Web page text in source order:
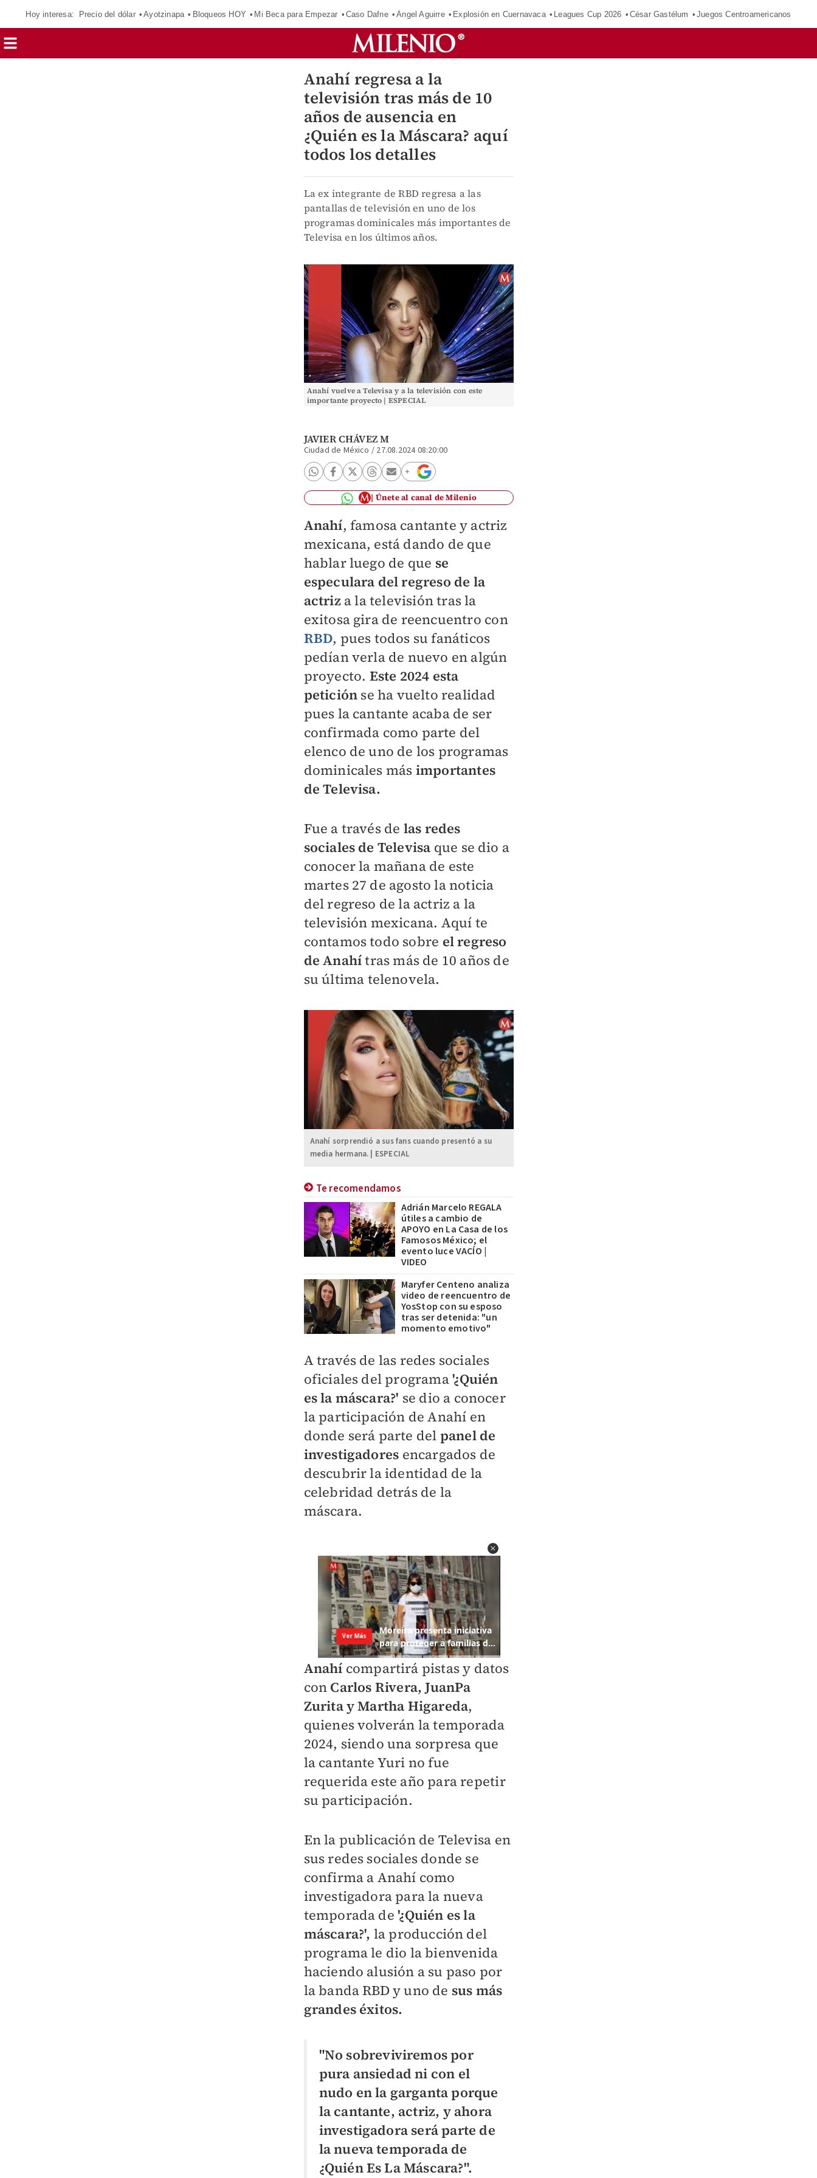
Hoy interesa: Precio del dólar Ayotzinapa Bloqueos HOY Mi Beca para Empezar Caso Dafne Ángel Aguirre Explosión en Cuernavaca Leagues Cup 2026 César Gastélum Juegos Centroamericanos
Anahí regresa a la
televisión tras más de 10
años de ausencia en
¿Quién es la Máscara? aquí
todos los detalles
La ex integrante de RBD regresa a las
pantallas de televisión en uno de los
programas dominicales más importantes de
Televisa en los últimos años.
Anahí vuelve a Televisa y a la televisión con este
importante proyecto | ESPECIAL
JAVIER CHÁVEZ M
Ciudad de México / 27.08.2024 08:20:00
Únete al canal de Milenio
Anahí, famosa cantante y actriz
mexicana, está dando de que
hablar luego de que se
especulara del regreso de la
actriza la televisión tras la
exitosa gira de reencuentro con
RBD, pues todos su fanáticos
pedían verla de nuevo en algún
proyecto. Este 2024 esta
petición se ha vuelto realidad
pues la cantante acaba de ser
confirmada como parte del
elenco de uno de los programas
dominicales más importantes
de Televisa.
Fue a través de las redes
sociales de Televisa que se dio a
conocer la mañana de este
martes 27 de agosto la noticia
del regreso de la actriz a la
televisión mexicana. Aquí te
contamos todo sobre el regreso
de Anahítras más de 10 años de
su última telenovela.
Anahí sorprendió a sus fans cuando presentó a su
media hermana. | ESPECIAL
Te recomendamos
Adrián Marcelo REGALA
útiles a cambio de
APOYO en La Casa de los
Famosos México; el
evento luce VACÍO |
VIDEO
Maryfer Centeno analiza
video de reencuentro de
YosStop con su esposo
tras ser detenida: "un
momento emotivo"
​A través de las redes sociales
oficiales del programa'¿Quién
es la máscara?' se dio a conocer
la participación de Anahí en
donde será parte del panel de
investigadores encargados de
descubrir la identidad de la
celebridad detrás de la
máscara.
Anahí compartirá pistas y datos
con Carlos Rivera, JuanPa
Zurita y Martha Higareda,
quienes volverán la temporada
2024, siendo una sorpresa que
la cantante Yuri no fue
requerida este año para repetir
su participación.
En la publicación de Televisa en
sus redes sociales donde se
confirma a Anahí como
investigadora para la nueva
temporada de'¿Quién es la
máscara?', la producción del
programa le dio la bienvenida
haciendo alusión a su paso por
la banda RBD y uno de sus más
grandes éxitos.
"No sobreviviremos por
pura ansiedad ni con el
nudo en la garganta porque
la cantante, actriz, y ahora
investigadora será parte de
la nueva temporada de
¿Quién Es La Máscara?".